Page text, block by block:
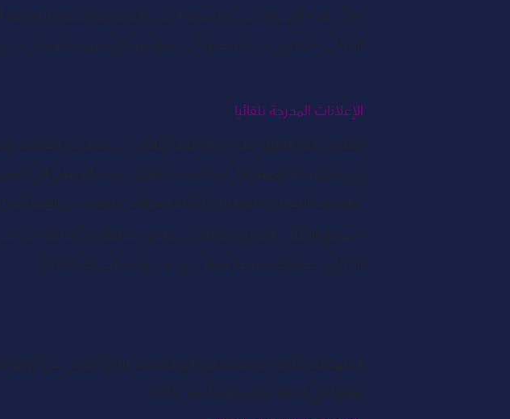
وتأتي هذه المدونة ضمن سلسلة المحتويات دائمة الخضرة
الإعلان" المعلنين في الوصول الى شرائحهم المستهدفة ويمكّن
الإعلانات المدرجة تلقائيا
تنطوي هذه التقنية على إدراج ملف إعلاني في عدد من الحلقات
في استهداف جمهورها. تمنحنا هذه التقنية سرعة الوصول إلى
للعلامات التجارية و للمعلنين إنشاء إصدارات متعددة من
يتموضع الإعلان المدرج تلقائيا في مواضع مختلفة من الحلقة
الاعلان بخطوات بسيطة وبناء على توجيهات الجهات المُعلنة.
استهدَفَت شركة يلو مستمعي البودكاست لزيادة الوعي عن كونها
تلقائيا في الخطة التسويقية لسنة 2022.